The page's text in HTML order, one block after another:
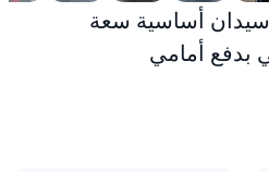
شيفروليه سونيك 2014 سيدان أساسية سعة